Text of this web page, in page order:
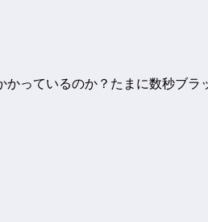
っているのか？たまに数秒ブ